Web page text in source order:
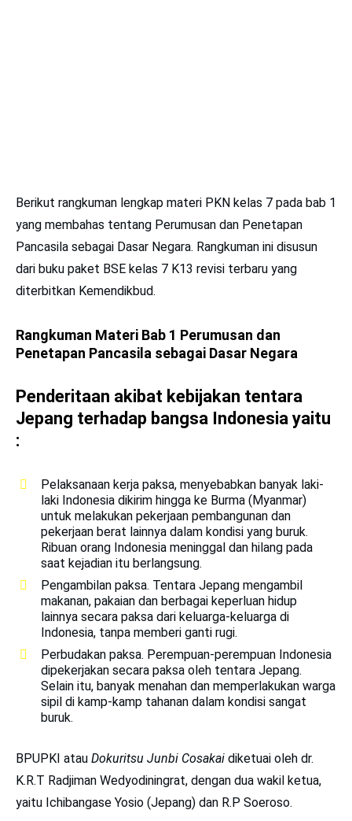
Berikut rangkuman lengkap materi PKN kelas 7 pada bab 1
yang membahas tentang Perumusan dan Penetapan
Pancasila sebagai Dasar Negara. Rangkuman ini disusun
dari buku paket BSE kelas 7 K13 revisi terbaru yang
diterbitkan Kemendikbud.
Rangkuman Materi Bab 1 Perumusan dan
Penetapan Pancasila sebagai Dasar Negara
Penderitaan akibat kebijakan tentara
Jepang terhadap bangsa Indonesia yaitu
:
Pelaksanaan kerja paksa, menyebabkan banyak laki-
laki Indonesia dikirim hingga ke Burma (Myanmar)
untuk melakukan pekerjaan pembangunan dan
pekerjaan berat lainnya dalam kondisi yang buruk.
Ribuan orang Indonesia meninggal dan hilang pada
saat kejadian itu berlangsung.
Pengambilan paksa. Tentara Jepang mengambil
makanan, pakaian dan berbagai keperluan hidup
lainnya secara paksa dari keluarga-keluarga di
Indonesia, tanpa memberi ganti rugi.
Perbudakan paksa. Perempuan-perempuan Indonesia
dipekerjakan secara paksa oleh tentara Jepang.
Selain itu, banyak menahan dan memperlakukan warga
sipil di kamp-kamp tahanan dalam kondisi sangat
buruk.
BPUPKI atau Dokuritsu Junbi Cosakai diketuai oleh dr.
K.R.T Radjiman Wedyodiningrat, dengan dua wakil ketua,
yaitu Ichibangase Yosio (Jepang) dan R.P Soeroso.